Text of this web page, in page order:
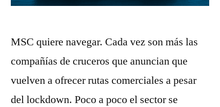
MSC quiere navegar. Cada vez son más las
compañías de cruceros que anuncian que
vuelven a ofrecer rutas comerciales a pesar
del lockdown. Poco a poco el sector se